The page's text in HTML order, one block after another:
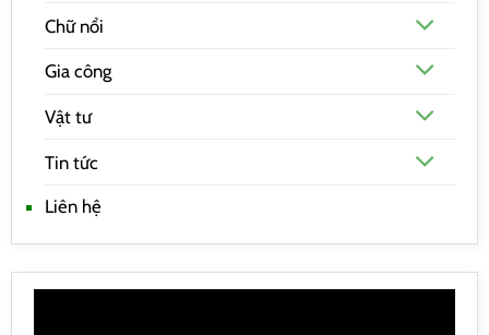
Chữ nổi
Gia công
Vật tư
Tin tức
Liên hệ